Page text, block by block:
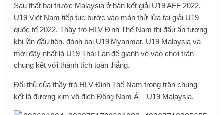
Sau thất bại trước Malaysia ở bán kết giải U19 AFF 2022,
U19 Việt Nam tiếp tục bước vào màn thử lửa tại giải U19
quốc tế 2022. Thầy trò HLV Đinh Thế Nam thi đấu ấn tượng
khi lần đầu tiên. đánh bại U19 Myanmar, U19 Malaysia và
mới đây nhất là U19 Thái Lan để giành vé vào chơi trận
chung kết với thành tích toàn thắng.
Đối thủ của thầy trò HLV Đinh Thế Nam trong trận chung
kết là đương kim vô địch Đông Nam Á – U19 Malaysia.